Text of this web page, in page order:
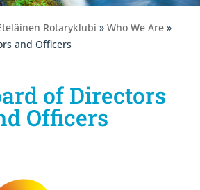
Rotaryklubi » Who We Are »
and Officers
of Directors
Officers